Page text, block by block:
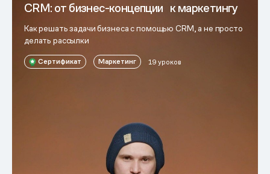
CRM: от бизнес-концепции к маркетингу
Как решать задачи бизнеса с помощью CRM, а не просто
делать рассылки
Сертификат Маркетинг 19 уроков